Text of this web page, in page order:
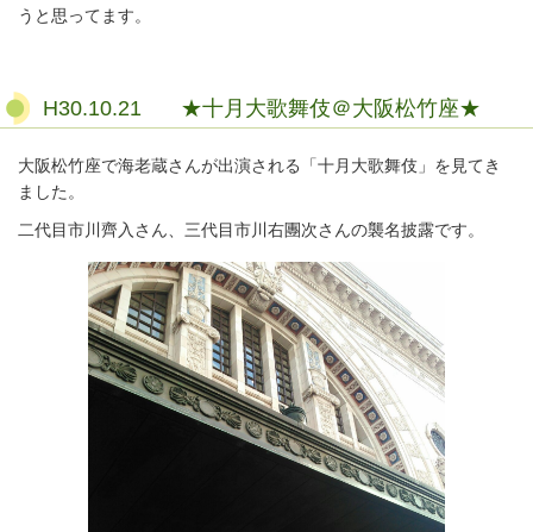
うと思ってます。
H30.10.21 ★十月大歌舞伎＠大阪松竹座★
大阪松竹座で海老蔵さんが出演される「十月大歌舞伎」を見てき
ました。
二代目市川齊入さん、三代目市川右團次さんの襲名披露です。